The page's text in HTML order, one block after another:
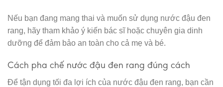
Nếu bạn đang mang thai và muốn sử dụng nước đậu đen
rang, hãy tham khảo ý kiến bác sĩ hoặc chuyên gia dinh
dưỡng để đảm bảo an toàn cho cả mẹ và bé.
Cách pha chế nước đậu đen rang đúng cách
Để tận dụng tối đa lợi ích của nước đậu đen rang, bạn cần